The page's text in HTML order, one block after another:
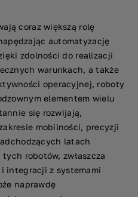
coraz większą rolę
automatyzację
zdolności do realizacji
warunkach, a także
operacyjnej, roboty
elementem wielu
się rozwijają,
mobilności, precyzji
latach
robotów, zwłaszcza
integracji z systemami
naprawdę